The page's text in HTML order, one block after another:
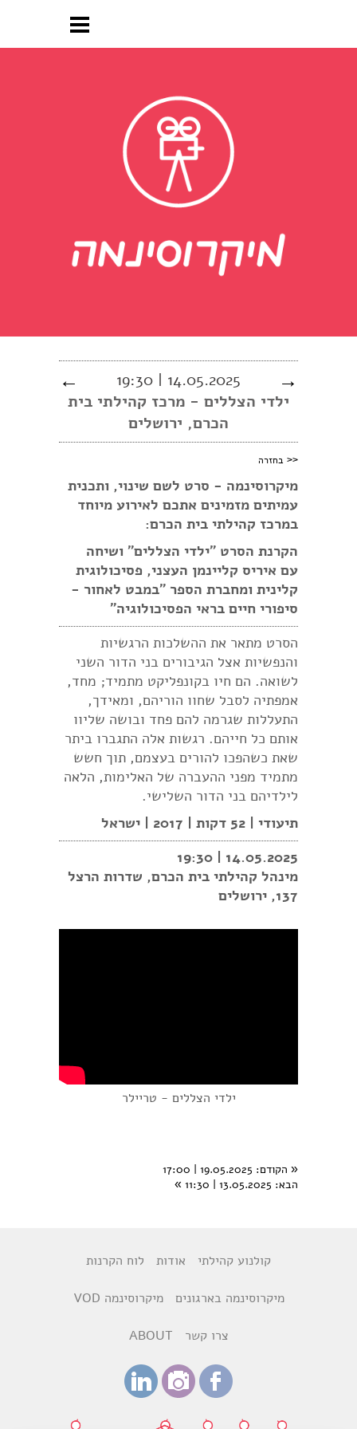
14.05.2025 | 19:30
ילדי הצללים - מרכז קהילתי בית
הכרם, ירושלים
← →
<< בחזרה
מיקרוסינמה - סרט לשם שינוי, ותכנית
עמיתים מזמינים אתכם לאירוע מיוחד
במרכז קהילתי בית הכרם:
הקרנת הסרט ״ילדי הצללים״ ושיחה
עם איריס קליינמן העצני, פסיכולוגית
קלינית ומחברת הספר ״במבט לאחור -
סיפורי חיים בראי הפסיכולוגיה״
הסרט מתאר את ההשלכות הרגשיות
והנפשיות אצל הגיבורים בני הדור השני
לשואה. הם חיו בקונפליקט מתמיד; מחד,
אמפתיה לסבל שחוו הוריהם, ומאידך,
התעללות שגרמה להם פחד ובושה שליוו
אותם כל חייהם. רגשות אלה התגברו ביתר
שאת כשהפכו להורים בעצמם, תוך חשש
מתמיד מפני ההעברה של האלימות, הלאה
לילדיהם בני הדור השלישי.
תיעודי | 52 דקות | 2017 | ישראל
14.05.2025 | 19:30
מינהל קהילתי בית הכרם, שדרות הרצל
137, ירושלים
ילדי הצללים - טריילר
« הקודם: 19.05.2025 | 17:00
הבא: 13.05.2025 | 11:30
»
קולנוע קהילתי אודות לוח הקרנות
מיקרוסינמה בארגונים מיקרוסינמה VOD
צרו קשר ABOUT